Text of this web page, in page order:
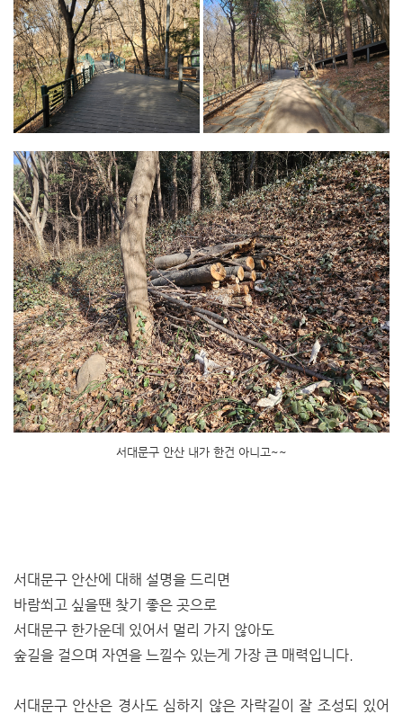
서대문구 안산 내가 한건 아니고~~
서대문구 안산에 대해 설명을 드리면
바람쐬고 싶을땐 찾기 좋은 곳으로
서대문구 한가운데 있어서 멀리 가지 않아도
숲길을 걸으며 자연을 느낄수 있는게 가장 큰 매력입니다.
서대문구 안산은 경사도 심하지 않은 자락길이 잘 조성되 있어